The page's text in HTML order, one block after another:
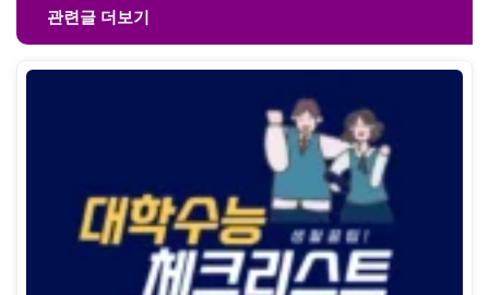
관련글 더보기